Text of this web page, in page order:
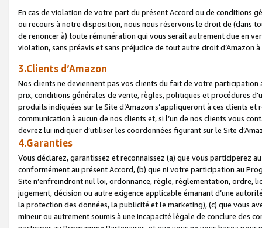
En cas de violation de votre part du présent Accord ou de conditions
ou recours à notre disposition, nous nous réservons le droit de (dans
de renoncer à) toute rémunération qui vous serait autrement due en
violation, sans préavis et sans préjudice de tout autre droit
3.Clients d’Amazon
Nos clients ne deviennent pas vos clients du fait de votre
prix, conditions générales de vente, règles, politiques et procédures
produits indiquées sur le Site d’Amazon s’appliqueront à ces clients
communication à aucun de nos clients et, si l’un de nos clients vous
devrez lui indiquer d’utiliser les coordonnées figurant sur le Site
4.Garanties
Vous déclarez, garantissez et reconnaissez (a) que vous participerez
conformément au présent Accord, (b) que ni votre participation au
Site n’enfreindront nul loi, ordonnance, règle, réglementation, ordre,
jugement, décision ou autre exigence applicable émanant d’une
la protection des données, la publicité et le marketing), (c) que vous
mineur ou autrement soumis à une incapacité légale de conclure des